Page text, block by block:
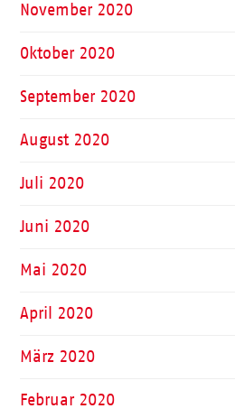
November 2020
Oktober 2020
September 2020
August 2020
Juli 2020
Juni 2020
Mai 2020
April 2020
März 2020
Februar 2020